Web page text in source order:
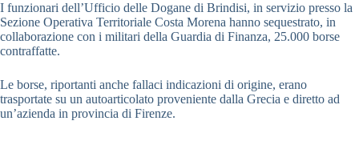
I funzionari dell’Ufficio delle Dogane di Brindisi, in servizio presso la
Sezione Operativa Territoriale Costa Morena hanno sequestrato, in
collaborazione con i militari della Guardia di Finanza, 25.000 borse
contraffatte.
Le borse, riportanti anche fallaci indicazioni di origine, erano
trasportate su un autoarticolato proveniente dalla Grecia e diretto ad
un’azienda in provincia di Firenze.